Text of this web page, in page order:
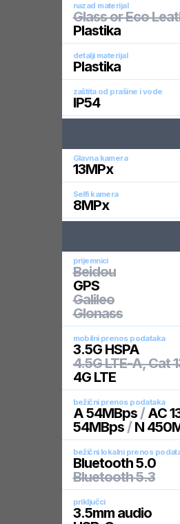
nazad materijal
Glass or Eco
Plastika
detalji materijal
Plastika
zaštita od prašine i vode
IP54
Glavna kamera
13MPx
Selfi kamera
8MPx
prijemnici
Beidou
GPS
Galileo
Glonass
mobilni prenos podataka
3.5G HSPA
4.5G LTE-A, Cat
4G LTE
bežični prenos podataka
A 54MBps/ AC
54MBps/ N
bežični lokalni prenos
Bluetooth 5.0
Bluetooth 5.3
priključci
3.5mm audio